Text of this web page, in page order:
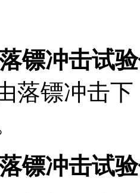
镖冲击试
落镖冲击
镖冲击试